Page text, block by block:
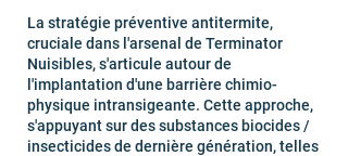
La stratégie préventive antitermite,
cruciale dans l'arsenal de Terminator
Nuisibles, s'articule autour de
l'implantation d'une barrière chimio-
physique intransigeante. Cette approche,
s'appuyant sur des substances biocides /
insecticides de dernière génération, telles